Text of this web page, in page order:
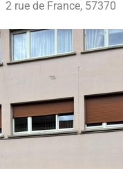
2 rue de France, 57370